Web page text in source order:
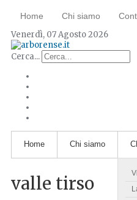
Home Chi siamo
Venerdì, 07 Agosto 2026
Cerca...
Home Chi siamo
valle tirso